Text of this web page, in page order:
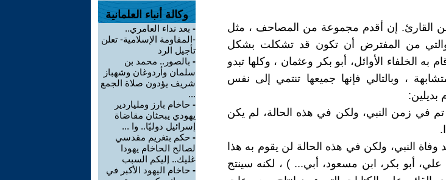
القارئ. إن أقدم مجموعة من المصاحف ، مثل
من المفترض أن تكون قد تشكلت بشكل
الخلفاء الأوائل، أبو بكر وعثمان ، وكلها تبدو
، وبالتالي فإنها جميعها تنتمي إلى نفس
بديلين:
تم في زمن النبي، ولكن في هذه الحالة، لم يكن
النبي، ولكن في هذه الحالة لن يقوم به هذا
أبو بكر، ابن مسعود، أبي... ) ، لكنه سينتج
وكالة أنباء العلمانية
- بعد نداء العامري..
-المقاومة الإسلامية- تعلن
تأجيل الرد
- بالصور.. محمد بن
سلمان وأردوغان وشهباز
شريف يؤدون صلاة الجمع
...
- حاخام بارز وملياردير
يهودي يبحثان مقاضاة
إسرائيل دوليًا.. وا ...
- حكم بتغريم مقدسي
لصالح الحاخام يهودا
غليك.. إليكم السبب
- حاخام اليهود الأكبر في